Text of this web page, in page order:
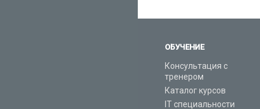
ОБУЧЕНИЕ
Консультация с
тренером
Каталог курсов
IT специальности